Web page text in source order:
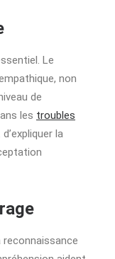
Le
non
de
les troubles
la